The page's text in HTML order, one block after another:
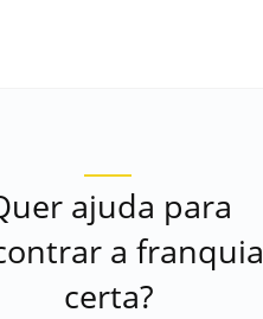
ajuda para
a franquia
certa?